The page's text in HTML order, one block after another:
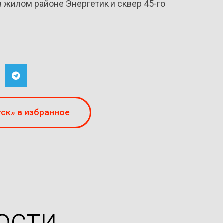
районе Энергетик и сквер 45-го
в избранное